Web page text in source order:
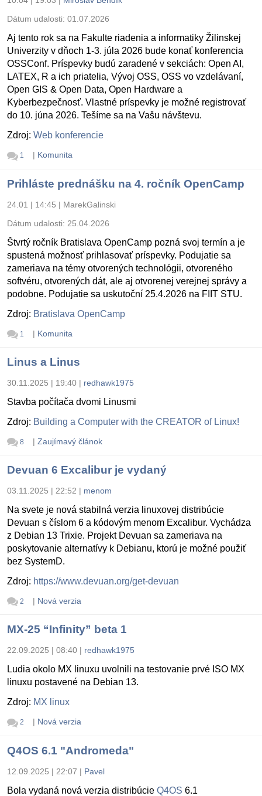
Dátum udalosti: 01.07.2026
Aj tento rok sa na Fakulte riadenia a informatiky Žilinskej
Univerzity v dňoch 1-3. júla 2026 bude konať konferencia
OSSConf. Príspevky budú zaradené v sekciách: Open AI,
LATEX, R a ich priatelia, Vývoj OSS, OSS vo vzdelávaní,
Open GIS & Open Data, Open Hardware a
Kyberbezpečnosť. Vlastné príspevky je možné registrovať
do 10. júna 2026. Tešíme sa na Vašu návštevu.
Zdroj: Web konferencie
1 | Komunita
Prihláste prednášku na 4. ročník OpenCamp
24.01 | 14:45 | MarekGalinski
Dátum udalosti: 25.04.2026
Štvrtý ročník Bratislava OpenCamp pozná svoj termín a je
spustená možnosť prihlasovať príspevky. Podujatie sa
zameriava na témy otvorených technológii, otvoreného
softvéru, otvorených dát, ale aj otvorenej verejnej správy a
podobne. Podujatie sa uskutoční 25.4.2026 na FIIT STU.
Zdroj: Bratislava OpenCamp
1 | Komunita
Linus a Linus
30.11.2025 | 19:40 | redhawk1975
Stavba počítača dvomi Linusmi
Zdroj: Building a Computer with the CREATOR of Linux!
8 | Zaujímavý článok
Devuan 6 Excalibur je vydaný
03.11.2025 | 22:52 | menom
Na svete je nová stabilná verzia linuxovej distribúcie
Devuan s číslom 6 a kódovým menom Excalibur. Vychádza
z Debian 13 Trixie. Projekt Devuan sa zameriava na
poskytovanie alternatívy k Debianu, ktorú je možné použiť
bez SystemD.
Zdroj: https://www.devuan.org/get-devuan
2 | Nová verzia
MX-25 “Infinity” beta 1
22.09.2025 | 08:40 | redhawk1975
Ludia okolo MX linuxu uvolnili na testovanie prvé ISO MX
linuxu postavené na Debian 13.
Zdroj: MX linux
2 | Nová verzia
Q4OS 6.1 "Andromeda"
12.09.2025 | 22:07 | Pavel
Bola vydaná nová verzia distribúcie Q4OS 6.1